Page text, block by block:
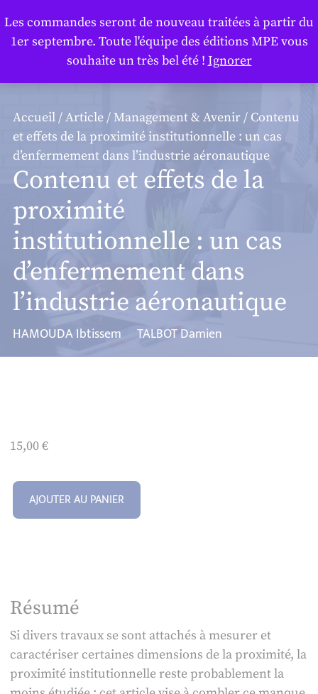
Accueil/Article/ Management & Avenir/ Contenu
et effets de la proximité institutionnelle : un cas
d’enfermement dans l’industrie aéronautique
Contenu et effets de la
proximité
institutionnelle : un cas
d’enfermement dans
l’industrie aéronautique
HAMOUDA Ibtissem TALBOT Damien
15,00€
AJOUTER AU PANIER
Résumé
Si divers travaux se sont attachés à mesurer et
caractériser certaines dimensions de la proximité, la
proximité institutionnelle reste probablement la
Les commandes seront de nouveau traitées à partir du
1er septembre. Toute l'équipe des éditions MPE vous
souhaite un très bel été ! Ignorer